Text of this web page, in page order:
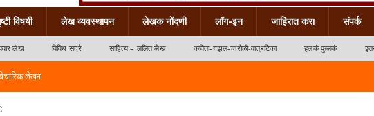
विषयी लेख व्यवस्थापन लेखक नोंदणी लॉग-इन जाहिरात करा संपर्क
लेख विविध सदरे साहित्य – ललित लेख कविता-गझल-चारोळी-वात्रटिका हलकं फुलकं
लेखन